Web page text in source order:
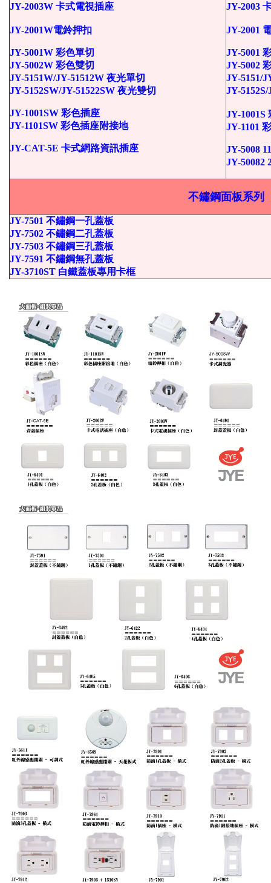
JY-2003W 卡式電視插座
JY-2001W電鈴押扣
JY-5001W 彩色單切
JY-5002W 彩色雙切
JY-5151W/JY-51512W 夜光單切
JY-5152SW/JY-51522SW 夜光雙切
JY-1001SW 彩色插座
JY-1101SW 彩色插座附接地
JY-CAT-5E 卡式網路資訊插座
JY-2003
JY-2001
JY-5001
JY-5002
JY-5151/
JY-
JY-1001S
JY-1101
JY-5008
JY-50082
不鏽鋼面板系列
JY-7501 不鏽鋼一孔蓋板
JY-7502 不鏽鋼二孔蓋板
JY-7503 不鏽鋼三孔蓋板
JY-7591 不鏽鋼無孔蓋板
JY-3710ST 白鐵蓋板專用卡框